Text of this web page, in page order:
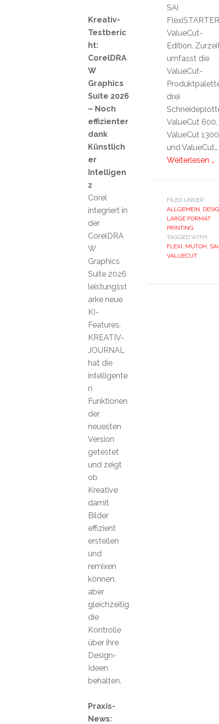
SAi
FlexiSTARTER
ValueCut-
Edition.
umfasst die
ValueCut-
drei
ValueCut 600,
ValueCut 1300
und ValueCut…
Weiterlesen …
FILED UNDER:
ALLGEMEIN,
LARGE FORMAT
PRINTING
TAGGED WITH:
FLEXI, MUTOH, SAI
VALUECUT
Kreativ-
Testberic
ht:
CorelDRA
W
Graphics
Suite 2026
– Noch
effizienter
dank
Künstlich
er
Intelligen
z
Corel
integriert in
der
CorelDRA
W
Graphics
Suite 2026
leistungsst
arke neue
KI-
Features.
KREATIV-
JOURNAL
hat die
intelligente
n
Funktionen
der
neuesten
Version
getestet
und zeigt
ob
Kreative
damit
Bilder
effizient
erstellen
und
remixen
können,
aber
gleichzeitig
die
Kontrolle
über ihre
Design-
Ideen
behalten.
Praxis-
News: